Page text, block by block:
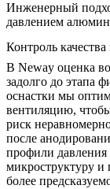
Инженерный
давлением
Контроль
В Neway оценка
задолго до этапа
оснастки мы
вентиляцию,
риск
после
профили давления
микроструктуру и
более